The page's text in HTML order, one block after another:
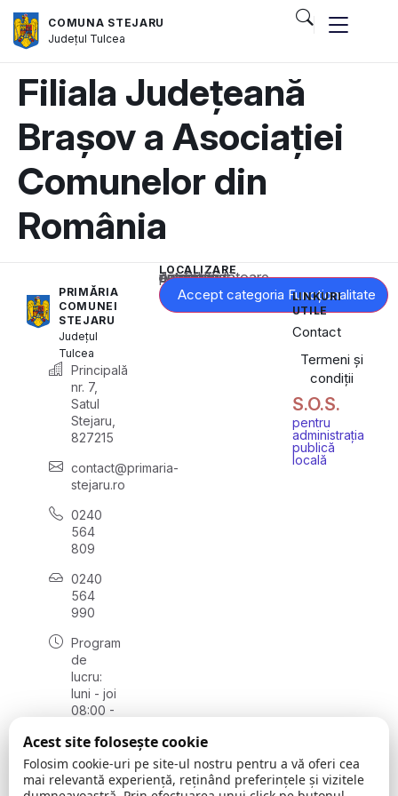
COMUNA STEJARU
Județul Tulcea
Filiala Județeană
Brașov a Asociației
Comunelor din
România
PRIMĂRIA
COMUNEI
STEJARU
Județul
Tulcea
Principală
nr. 7,
Satul
Stejaru,
827215
contact@primaria-
stejaru.ro
0240
564
809
0240
564
990
Program
de
lucru:
luni - joi
08:00 -
vineri
08:00 -
14:00
LOCALIZARE
Acest conținut este blocat până când acceptați categoria corespunzătoare de cookie-uri.
Accept categoria Funcționalitate
LINKURI
UTILE
Contact
Termeni și
condiții
S.O.S.
pentru
administrația
publică
locală
Acest site folosește cookie
Folosim cookie-uri pe site-ul nostru pentru a vă oferi cea
mai relevantă experiență, reținând preferințele și vizitele